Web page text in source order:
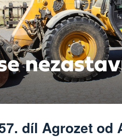
díl Agrozet od